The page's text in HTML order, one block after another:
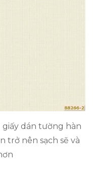
dán tường hàn
trở nên sạch sẽ và